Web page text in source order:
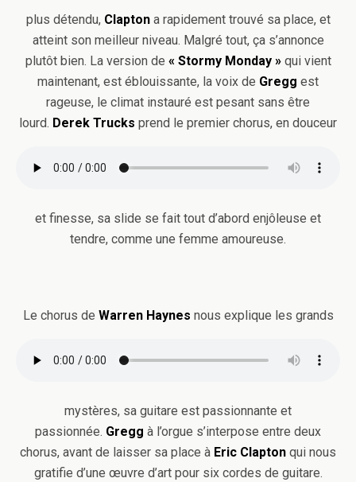
plus détendu, Claptona rapidement trouvé sa place, et
atteint son meilleur niveau. Malgré tout, ça s’annonce
plutôt bien. La version de « Stormy Monday »qui vient
maintenant, est éblouissante, la voix de Gregg est
rageuse, le climat instauré est pesant sans être
lourd. Derek Trucks prend le premier chorus, en douceur
et finesse, sa slide se fait tout d’abord enjôleuse et
tendre, comme une femme amoureuse.
Le chorus de Warren Haynes nous explique les grands
mystères, sa guitare est passionnante et
passionnée. Gregg à l’orgue s’interpose entre deux
chorus, avant de laisser sa place à Eric Clapton qui nous
gratifie d’une œuvre d’art pour six cordes de guitare.